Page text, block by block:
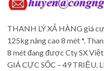
THANH LÝ XẢ HÀNG giá
125kg nâng cao 8 mét *.
8 mét đang được Cty SX
GIÁ CỰC SỐC – 49 TRIỆU.